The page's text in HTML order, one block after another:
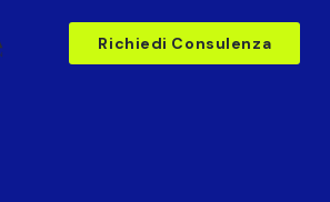
Richiedi Consulenza